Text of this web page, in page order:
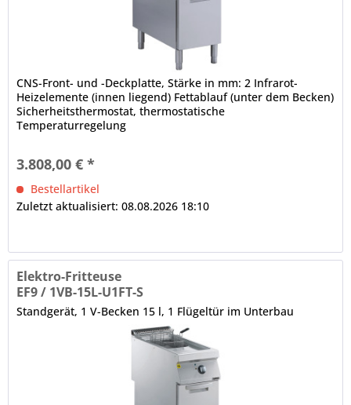
CNS-Front- und -Deckplatte, Stärke in mm: 2 Infrarot-
Heizelemente (innen liegend) Fettablauf (unter dem Becken)
Sicherheitsthermostat, thermostatische
Temperaturregelung
3.808,00 € *
Bestellartikel
Zuletzt aktualisiert: 08.08.2026 18:10
Elektro-Fritteuse
EF9 / 1VB-15L-U1FT-S
Standgerät, 1 V-Becken 15 l, 1 Flügeltür im Unterbau